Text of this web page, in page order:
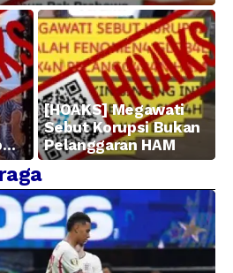
[HOAKS] Megawati
Sebut Korupsi Bukan
Pelanggaran HAM